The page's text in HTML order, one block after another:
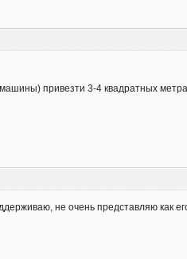
привезти 3-4 квадратных
не очень представляю как